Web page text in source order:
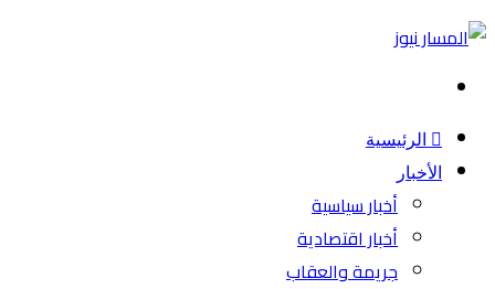
الرئيسية
الأخبار
أخبار سياسية
أخبار اقتصادية
جريمة والعقاب